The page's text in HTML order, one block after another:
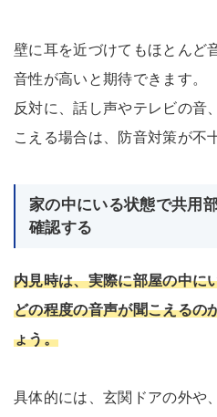
壁に耳を近づけてもほとんど
音性が高いと期待できます。
反対に、話し声やテレビの音
こえる場合は、防音対策が不
家の中にいる状態で共用
確認する
内見時は、実際に部屋の中に
どの程度の音声が聞こえるの
ょう。
具体的には、玄関ドアの外や